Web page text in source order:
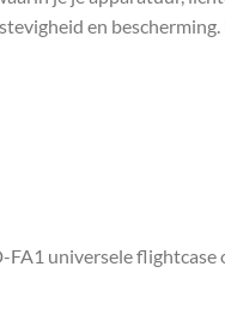
en bescherming.
FA1 universele